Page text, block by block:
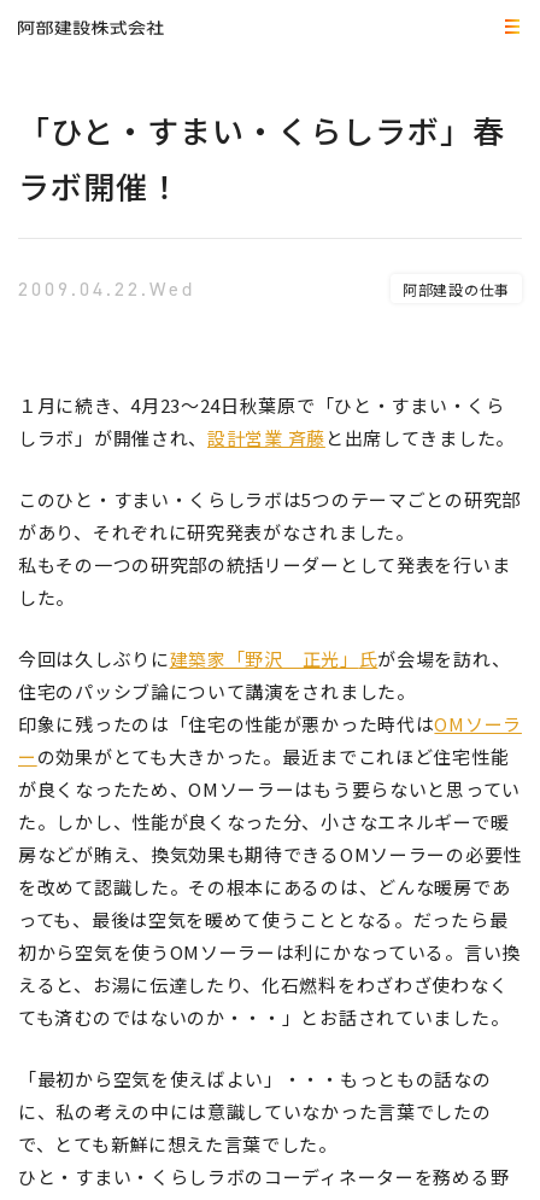
「ひと・すまい・くらしラボ」春
ラボ開催！
2009.04.22.Wed 阿部建設の仕事
１月に続き、4月23～24日秋葉原で「ひと・すまい・くら
しラボ」が開催され、 設計営業 斉藤と出席してきました。
このひと・すまい・くらしラボは5つのテーマごとの研究部
があり、それぞれに研究発表がなされました。
私もその一つの研究部の統括リーダーとして発表を行いま
した。
今回は久しぶりに建築家「野沢 正光」 氏が会場を訪れ、
住宅のパッシブ論について講演をされました。
印象に残ったのは「住宅の性能が悪かった時代はOMソーラ
ーの効果がとても大きかった。最近までこれほど住宅性能
が良くなったため、OMソーラーはもう要らないと思ってい
た。しかし、性能が良くなった分、小さなエネルギーで暖
房などが賄え、換気効果も期待できるOMソーラーの必要性
を改めて認識した。その根本にあるのは、どんな暖房であ
っても、最後は空気を暖めて使うこととなる。だったら最
初から空気を使うOMソーラーは利にかなっている。言い換
えると、お湯に伝達したり、化石燃料をわざわざ使わなく
ても済むのではないのか・・・」とお話されていました。
「最初から空気を使えばよい」・・・もっともの話なの
に、私の考えの中には意識していなかった言葉でしたの
で、とても新鮮に想えた言葉でした。
ひと・すまい・くらしラボのコーディネーターを務める野